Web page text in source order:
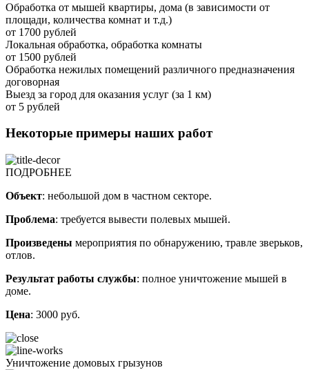
Обработка от мышей квартиры, дома (в зависимости от
площади, количества комнат и т.д.)
от 1700 рублей
Локальная обработка, обработка комнаты
от 1500 рублей
Обработка нежилых помещений различного предназначения
договорная
Выезд за город для оказания услуг (за 1 км)
от 5 рублей
Некоторые примеры наших работ
ПОДРОБНЕЕ
Объект: небольшой дом в частном секторе.
Проблема: требуется вывести полевых мышей.
Произведены мероприятия по обнаружению, травле зверьков,
отлов.
Результат работы службы: полное уничтожение мышей в
доме.
Цена: 3000 руб.
Уничтожение домовых грызунов